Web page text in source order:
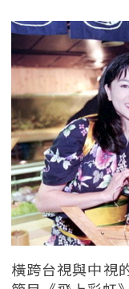
橫跨台視與中視